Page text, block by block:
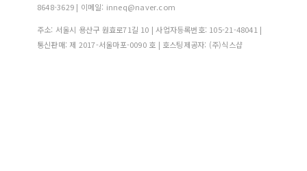
8648-3629 | 이메일: inneq@naver.com
주소: 서울시 용산구 원효로71길 10 | 사업자등록번호: 105-21-48041 |
통신판매: 제 2017-서울마포-0090 호 | 호스팅제공자: (주)식스샵